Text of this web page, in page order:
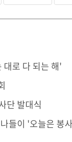
대로 다 되는 해'
단 발대식
들이 '오늘은 봉